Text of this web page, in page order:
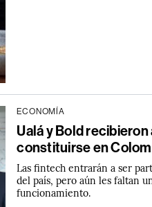
ECONOMÍA
Ualá y Bold
constituirse en
Las fintech entrarán a ser
del país, pero aún les faltan
funcionamiento.